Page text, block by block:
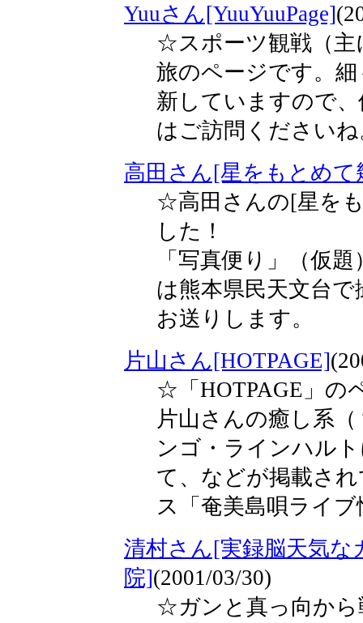
Yuuさん[YuuYuuPage]
☆スポーツ観戦（主
旅のページです。
新していますので
はご訪問ください
高田さん[星をもとめて
☆高田さんの[星を
した！
「写真便り」（仮
は熊本県民天文台
お送りします。
片山さん[HOTPAGE]
☆「HOTPAGE」の
片山さんの癒し系
ンゴ・ラインハル
て、などが掲載さ
ス「奄美島唄ライ
清村さん[実録脳天気な
院](2001/03/30)
☆ガンと真っ向から